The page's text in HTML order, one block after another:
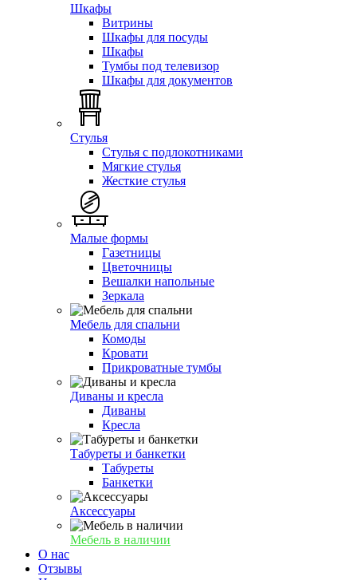
Шкафы
Витрины
Шкафы для посуды
Шкафы
Тумбы под телевизор
Шкафы для документов
Стулья
Стулья с подлокотниками
Мягкие стулья
Жесткие стулья
Малые формы
Газетницы
Цветочницы
Вешалки напольные
Зеркала
Мебель для спальни
Комоды
Кровати
Прикроватные тумбы
Диваны и кресла
Диваны
Кресла
Табуреты и банкетки
Табуреты
Банкетки
Аксессуары
Мебель в наличии
О нас
Отзывы